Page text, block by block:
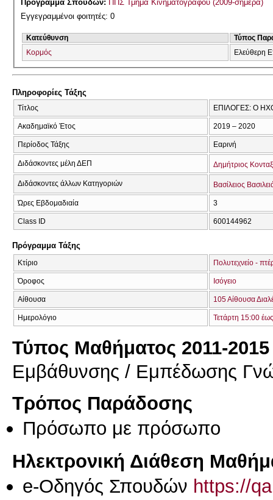
Πρόγραμμα Σπουδών: ΠΠΣ Τμήμα Κινηματογράφου (2009-σήμερα)
Εγγεγραμμένοι φοιτητές: 0
Κατεύθυνση
Τύπος
Κορμός
Ελεύθερη
Πληροφορίες Τάξης
Τίτλος ΕΠΙΛΟΓΕΣ: Ο
Ακαδημαϊκό Έτος 2019 – 2020
Περίοδος Τάξης Εαρινή
Διδάσκοντες μέλη ΔΕΠ Δημήτριος
Διδάσκοντες άλλων Κατηγοριών Βασίλειος
Ώρες Εβδομαδιαία 3
Class ID 600144962
Πρόγραμμα Τάξης
Κτίριο Πολυτεχνείο -
Όροφος Ισόγειο
Αίθουσα 105 Αίθουσα
Ημερολόγιο Τετάρτη 15:00
Τύπος Μαθήματος 2011-2015
Εμβάθυνσης / Εμπέδωσης
Τρόπος Παράδοσης
Πρόσωπο με πρόσωπο
Ηλεκτρονική Διάθεση
e-Οδηγός Σπουδών https://